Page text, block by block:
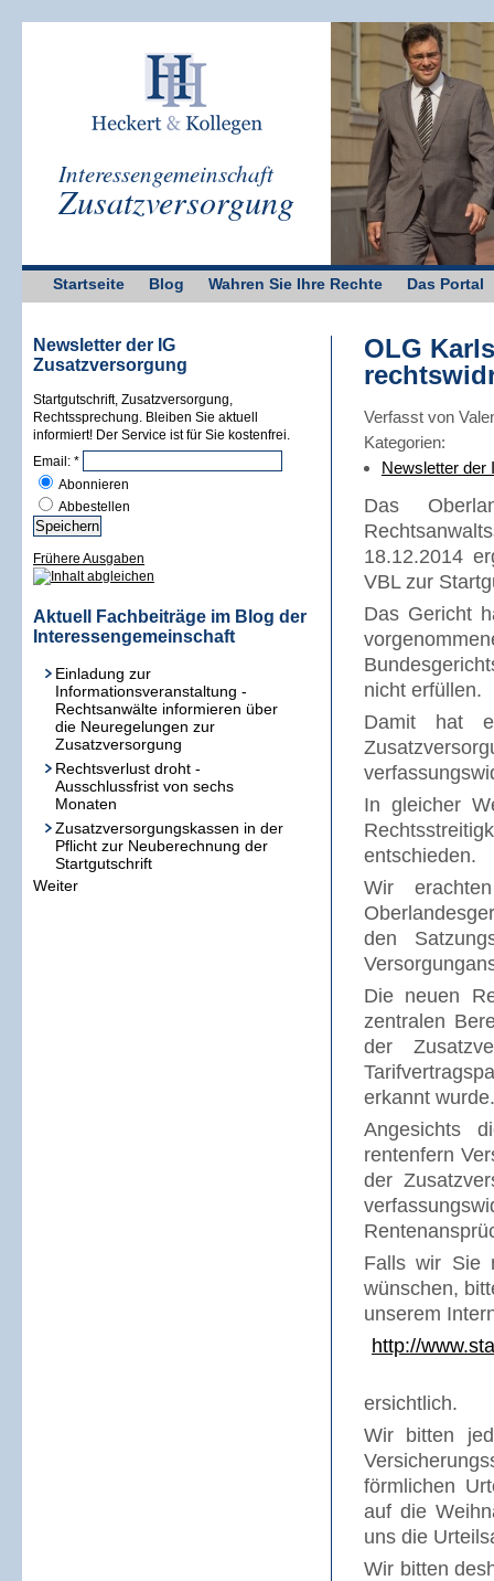
Interessengemeinschaft
Zusatzversorgung
Startseite Blog Wahren Sie Ihre Rechte Das Portal
Newsletter der IG
Zusatzversorgung
Startgutschrift, Zusatzversorgung,
Rechtssprechung. Bleiben Sie aktuell
informiert! Der Service ist für Sie kostenfrei.
Email: *
Abonnieren
Abbestellen
Frühere Ausgaben
Aktuell Fachbeiträge im Blog der
Interessengemeinschaft
Einladung zur
Informationsveranstaltung -
Rechtsanwälte informieren über
die Neuregelungen zur
Zusatzversorgung
Rechtsverlust droht -
Ausschlussfrist von sechs
Monaten
Zusatzversorgungskassen in der
Pflicht zur Neuberechnung der
Startgutschrift
Weiter
OLG
Verfasst von
Kategorien:
Newsletter der
Das
18.12.2014
VBL zur
Das Gericht
nicht erfüllen.
Damit hat
In gleicher
entschieden.
Wir
den
Die neuen
zentralen
der
erkannt wurde.
Angesichts
rentenfern
der
Falls wir Sie
wünschen,
unserem
http://
ersichtlich.
Wir bitten
förmlichen
auf die
uns die
Wir bitten